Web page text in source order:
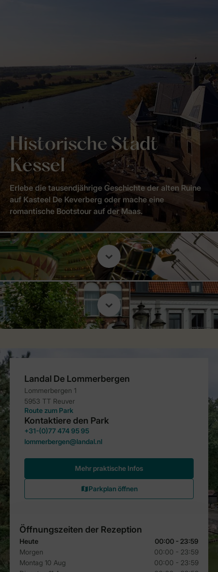
Historische Stadt
Kessel
Erlebe die tausendjährige Geschichte der alten Ruine
auf Kasteel De Keverberg oder mache eine
romantische Bootstour auf der Maas.